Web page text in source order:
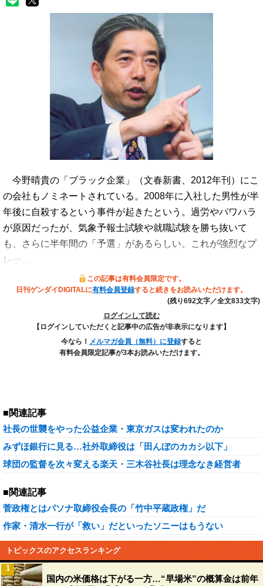
今野晴貴の「ブラック企業」（文春新書、2012年刊）にこ
の会社もノミネートされている。2008年に入社した男性が半
年後に自殺するという事件が起きたという。過労やパワハラ
が原因だったが、気象予報士試験や就職試験を勝ち抜いて
も、さらに半年間の「予選」があるらしい。これが強烈なプ
レッ…
この記事は有料会員限定です。
日刊ゲンダイDIGITALに有料会員登録すると続きをお読みいただけます。
(残り692文字／全文833文字)
ログインして読む
【ログインしていただくと記事中の広告が非表示になります】
今なら！ メルマガ会員（無料）に登録すると
有料会員限定記事が3本お読みいただけます。
■関連記事
社長の世襲をやった公益企業・東京ガスは変われたのか
みずほ銀行に見る…社外取締役は「田んぼのカカシ以下」
球団の監督を次々変える楽天・三木谷社長は理念なき経営者
■関連記事
菅政権とはパソナ取締役会長の「竹中平蔵政権」だ
作家・清水一行が「救い」だといったソニーはもうない
トピックスのアクセスランキング
国内の米価格は下がる一方…“早場米”の概算金は前年
1